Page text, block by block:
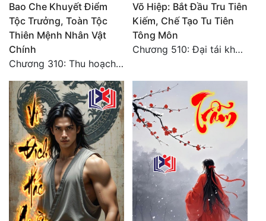
Bao Che Khuyết Điểm
Tộc Trưởng, Toàn Tộc
Thiên Mệnh Nhân Vật
Chính
Chương 310: Thu hoạch ngoài ý muốn, ưu thế tuyệt đối.
Võ Hiệp: Bắt Đầu Tru Tiên
Kiếm, Chế Tạo Tu Tiên
Tông Môn
Chương 510: Đại tái khai màn, quyết đấu khốc liệt